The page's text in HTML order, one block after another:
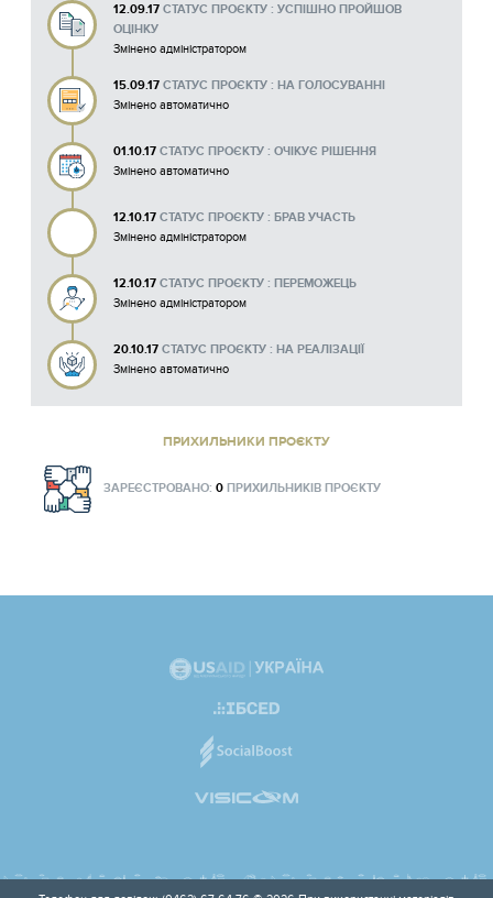
12.09.17 СТАТУС ПРОЄКТУ : УСПІШНО ПРОЙШОВ
ОЦІНКУ
Змінено адміністратором
15.09.17 СТАТУС ПРОЄКТУ : НА ГОЛОСУВАННІ
Змінено автоматично
01.10.17 СТАТУС ПРОЄКТУ : ОЧІКУЄ РІШЕННЯ
Змінено автоматично
12.10.17 СТАТУС ПРОЄКТУ : БРАВ УЧАСТЬ
Змінено адміністратором
12.10.17 СТАТУС ПРОЄКТУ : ПЕРЕМОЖЕЦЬ
Змінено адміністратором
20.10.17 СТАТУС ПРОЄКТУ : НА РЕАЛІЗАЦІЇ
Змінено автоматично
ПРИХИЛЬНИКИ ПРОЄКТУ
ЗАРЕЄСТРОВАНО:0 ПРИХИЛЬНИКІВ ПРОЄКТУ